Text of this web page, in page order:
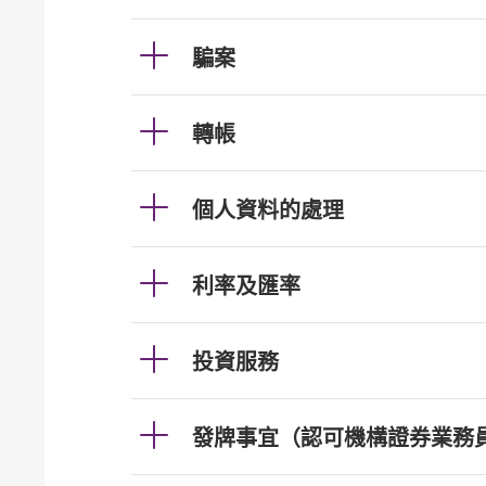
騙案
轉帳
個人資料的處理
利率及匯率
投資服務
發牌事宜（認可機構證券業務